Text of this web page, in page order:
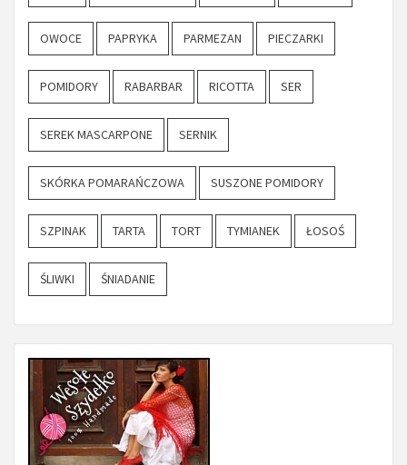
OWOCE PAPRYKA PARMEZAN PIECZARKI
POMIDORY RABARBAR RICOTTA SER
SEREK MASCARPONE SERNIK
SKÓRKA POMARAŃCZOWA SUSZONE POMIDORY
SZPINAK TARTA TORT TYMIANEK ŁOSOŚ
ŚLIWKI ŚNIADANIE